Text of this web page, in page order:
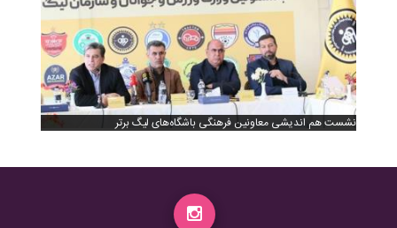
نشست هم اندیشی معاونین فرهنگی باشگاه‌های لیگ برتر